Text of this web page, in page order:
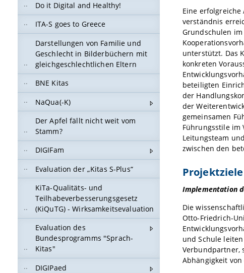
Do it Digital and Healthy!
ITA-S goes to Greece
Darstellungen von Familie und
Geschlecht in Bilderbüchern mit
gleichgeschlechtlichen Eltern
BNE Kitas
NaQua(-K)
Der Apfel fällt nicht weit vom
Stamm?
DIGIFam
Evaluation der „Kitas S-Plus“
KiTa-Qualitäts- und
Teilhabeverbesserungsgesetz
(KiQuTG) - Wirksamkeitsevaluation
Evaluation des
Bundesprogramms "Sprach-
Kitas"
DIGIPaed
Eine
verständnis
Grundschulen
unterstützt. Das
konkreten
beteiligten
der
der
gemeinsamen
Führungsstile im
Leitungsteam
zwischen den
Implementation
Die
Otto-Friedrich-
und Schule
Verbundpartner,
Abhängigkeit